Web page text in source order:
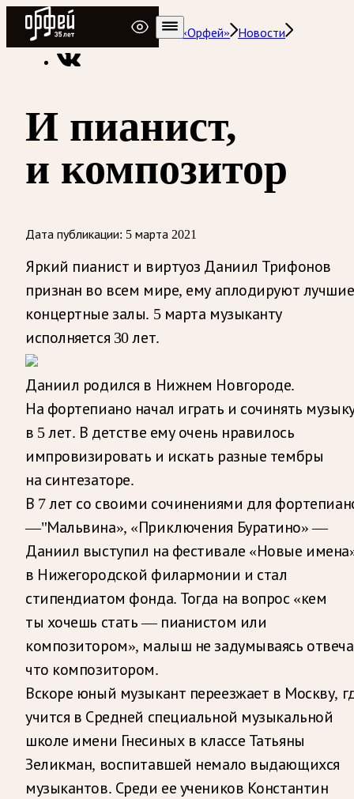
Радио Орфей
Радио классической музыки «Орфей»
Новости
И пианист,
и композитор
Дата публикации: 5 марта 2021
Яркий пианист и виртуоз Даниил Трифонов
признан во всем мире, ему аплодируют лучшие
концертные залы. 5 марта музыканту
исполняется 30 лет.
Даниил родился в Нижнем Новгороде.
На фортепиано начал играть и сочинять
в 5 лет. В детстве ему очень нравилось
импровизировать и искать разные тембры
на синтезаторе.
В 7 лет со своими сочинениями для
—"Мальвина», «Приключения Буратино» —
Даниил выступил на фестивале «Новые
в Нижегородской филармонии и стал
стипендиатом фонда. Тогда на вопрос «кем
ты хочешь стать — пианистом или
композитором», малыш не задумываясь
что композитором.
Вскоре юный музыкант переезжает в Москву,
учится в Средней специальной музыкальной
школе имени Гнесиных в классе Татьяны
Зеликман, воспитавшей немало выдающихся
музыкантов. Среди ее учеников Константин